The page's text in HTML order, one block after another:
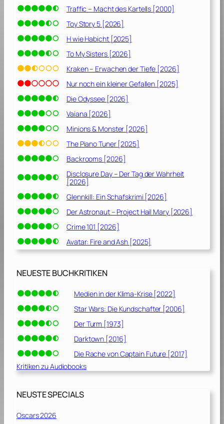
Traffic – Macht des Kartells [2000]
Toy Story 5 [2026]
H wie Habicht [2025]
To My Sisters [2026]
Kraken – Erwachen der Tiefe [2026]
Nur noch ein kleiner Gefallen [2025]
Die Odyssee [2026]
Vaiana [2026]
Minions & Monster [2026]
The Piano Tuner [2025]
Backrooms [2026]
Disclosure Day – Der Tag der Wahrheit
[2026]
Glennkill: Ein Schafskrimi [2026]
Der Astronaut – Project Hail Mary [2026]
Crime 101 [2026]
Avatar: Fire and Ash [2025]
NEUESTE BUCHKRITIKEN
Medien in der Klima-Krise [2022]
Star Wars: Die Kundschafter [2006]
Der Turm [1973]
Darktown [2016]
Die Rache von Captain Future [2017]
Kritiken zu Audiobooks
NEUSTE SPECIALS
Oscars 2026